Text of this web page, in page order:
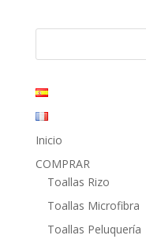
era:
es:
Inicio
COMPRAR
Toallas Rizo
Toallas Microfibra
Toallas Peluquería